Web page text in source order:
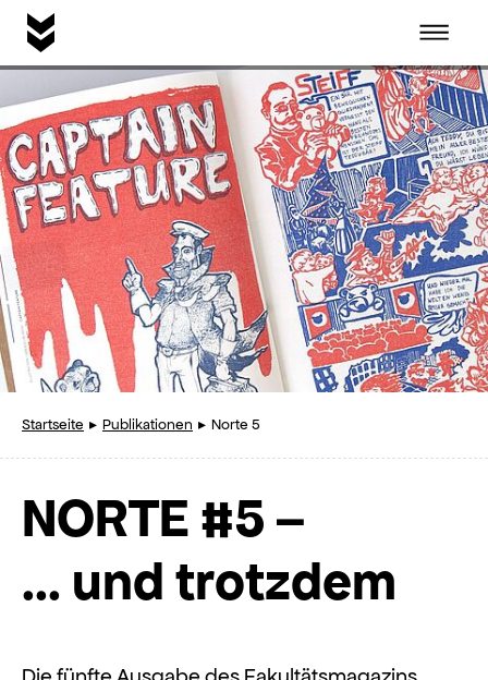
Startseite
Idee
Publikationen
Instagram
Startseite Publikationen Norte 5
NORTE #5 –
... und trotzdem